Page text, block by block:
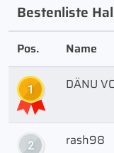
Bestenliste
Pos. Name
1 DÄNU
2 rash98